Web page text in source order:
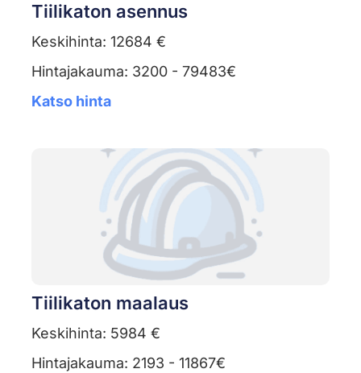
Tiilikaton asennus
Keskihinta: 12684 €
Hintajakauma: 3200 - 79483€
Katso hinta
Tiilikaton maalaus
Keskihinta: 5984 €
Hintajakauma: 2193 - 11867€